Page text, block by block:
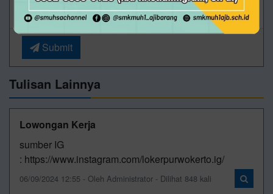
Submit
Tulisan Lainnya
Lowongan Kerja
sumber IG
: https://www.instagram.com/lokerpurwokerto.ig/
06/09/2024 12:55 - Oleh Administrator - Dilihat 848 kali